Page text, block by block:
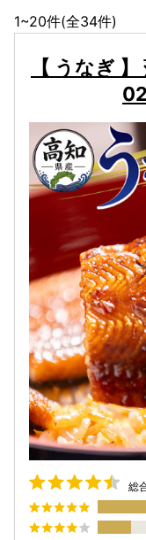
1~20件(全34件)
【 うなぎ
総